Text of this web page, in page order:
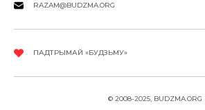
RAZAM@BUDZMA.ORG
ПАДТРЫМАЙ «БУДЗЬМУ»
© 2008-2025, BUDZMA.ORG